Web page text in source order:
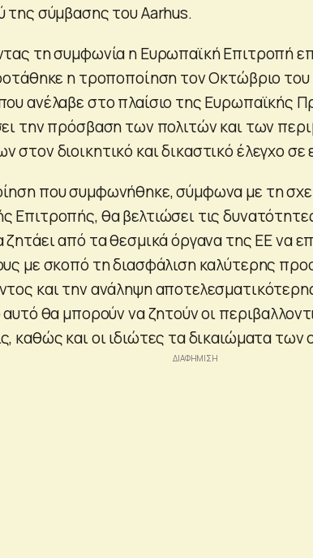
της σύμβασης του Aarhus.
τη συμφωνία η Ευρωπαϊκή Επιτροπή
η τροποποίηση τον Οκτώβριο
ανέλαβε στο πλαίσιο της Ευρωπαϊκής
την πρόσβαση των πολιτών και των
στον διοικητικό και δικαστικό έλεγχο σε
που συμφωνήθηκε, σύμφωνα με τη
Επιτροπής, θα βελτιώσει τις
ζητάει από τα θεσμικά όργανα της ΕΕ να
με σκοπό τη διασφάλιση καλύτερης
και την ανάληψη
αυτό θα μπορούν να ζητούν οι
καθώς και οι ιδιώτες τα δικαιώματα των